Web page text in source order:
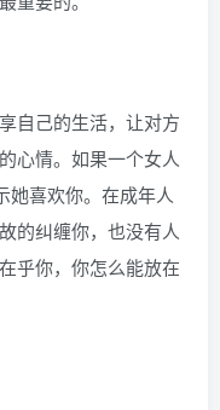
自己的生活，让对方
心情。如果一个女人
她喜欢你。在成年人
的纠缠你，也没有人
乎你，你怎么能放在